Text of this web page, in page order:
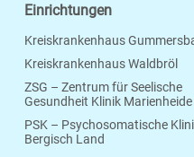
Einrichtungen
Kreiskrankenhaus
Kreiskrankenhaus Waldbröl
ZSG – Zentrum für Seelische
Gesundheit Klinik Marienheide
PSK – Psychosomatische
Bergisch Land